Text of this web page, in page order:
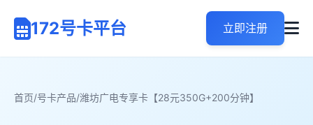
172号卡平台 立即注册
首页/号卡产品/潍坊广电专享卡【28元350G+200分钟】